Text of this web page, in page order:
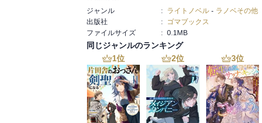
ジャンル : ライトノベル - ラノベその他
出版社
: ゴマブックス
ファイルサイズ
: 0.1MB
同じジャンルのランキング
1位 2位 3位